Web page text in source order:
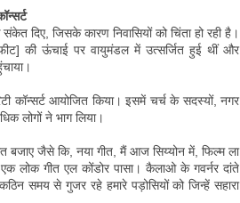
दिए, जिसके कारण निवासियों को चिंता हो रही है।
की ऊंचाई पर वायुमंडल में उत्सर्जित हुई थीं और
कॉन्सर्ट आयोजित किया। इसमें चर्च के सदस्यों, नगर
लोगों ने भाग लिया।
बजाए जैसे कि, नया गीत, मैं आज सिय्योन में, फिल्म ला
लोक गीत एल कोंडोर पासा। कैलाओ के गवर्नर दांते
समय से गुजर रहे हमारे पड़ोसियों को जिन्हें सहारा